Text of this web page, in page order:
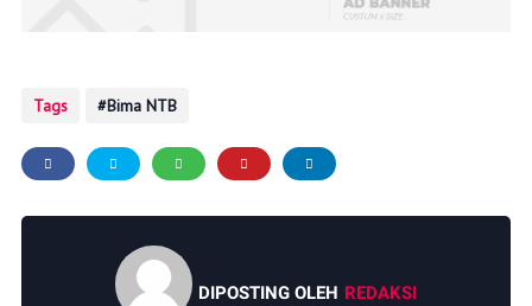
Tags Bima NTB
DIPOSTING OLEH REDAKSI